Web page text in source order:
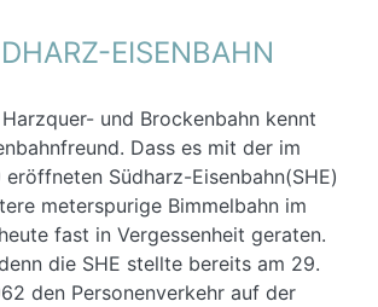
EISENBAHN
und Brockenbahn kennt
Dass es mit der im
eröffneten Südharz-Eisenbahn(SHE)
meterspurige Bimmelbahn im
fast in Vergessenheit geraten.
die SHE stellte bereits am 29.
den Personenverkehr auf der